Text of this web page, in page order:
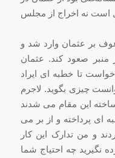
است نه اخراج از مجلس
بر عثمان وارد شد و
منبر صعود کند. عثمان
تا خطبه اى ایراد
چیزى بگوید. لاجرم
این مقام مى شدند
اى پرداخته و از بر مى
و من تدارک این کار
نگیرید چه احتیاج شما